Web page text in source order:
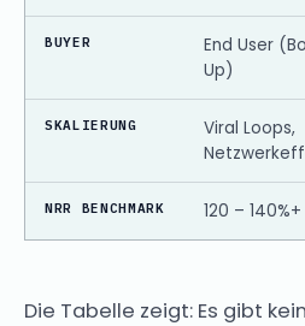
BUYER
End User
Up)
SKALIERUNG
Viral Loops,
NRR BENCHMARK 120 – 140%+
Die Tabelle zeigt: Es gibt